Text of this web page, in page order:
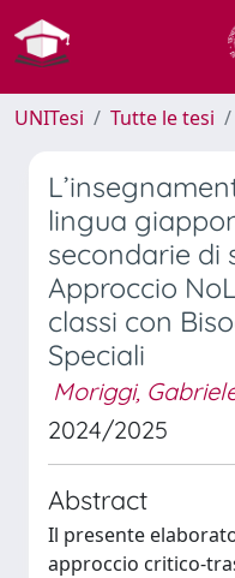
UNITesi Tutte le tesi
lingua
secondarie di
Approccio
classi con
Speciali
Moriggi,
2024/2025
Abstract
Il presente
approccio critico-